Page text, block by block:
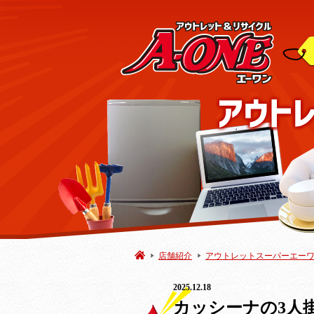
店舗紹介 アウトレットスーパーエー
2025.12.18
カッシーナの3人